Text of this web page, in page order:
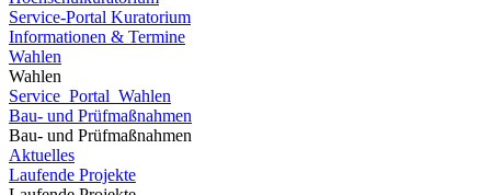
Service-Portal Kuratorium
Informationen & Termine
Wahlen
Wahlen
Service_Portal_Wahlen
Bau- und Prüfmaßnahmen
Bau- und Prüfmaßnahmen
Aktuelles
Laufende Projekte